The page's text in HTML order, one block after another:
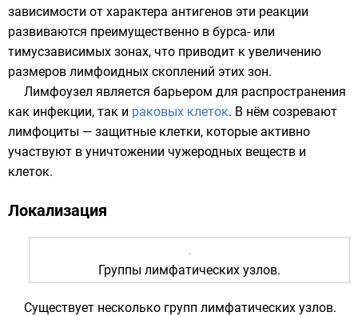
зависимости от характера антигенов эти реакции
развиваются преимущественно в бурса- или
тимусзависимых зонах, что приводит к увеличению
размеров лимфоидных скоплений этих зон.
Лимфоузел является барьером для распространения
как инфекции, так и раковых клеток. В нём созревают
лимфоциты — защитные клетки, которые активно
участвуют в уничтожении чужеродных веществ и
клеток.
Локализация
Группы лимфатических узлов.
Существует несколько групп лимфатических узлов.